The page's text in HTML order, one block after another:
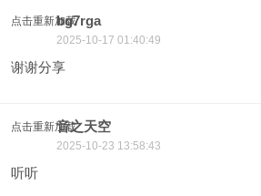
点击重新加载bg7rga
2025-10-17 01:40:49
谢谢分享
点击重新加载音之天空
2025-10-23 13:58:43
听听